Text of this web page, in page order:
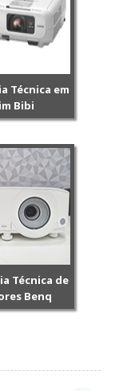
Técnica em
Bibi
Técnica de
Benq